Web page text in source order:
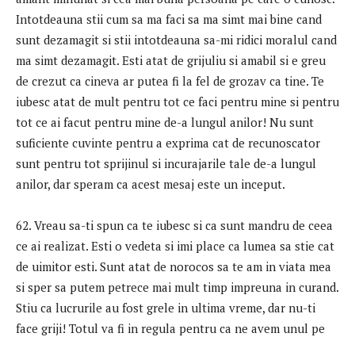
Intotdeauna stii cum sa ma faci sa ma simt mai bine cand
sunt dezamagit si stii intotdeauna sa-mi ridici moralul cand
ma simt dezamagit. Esti atat de grijuliu si amabil si e greu
de crezut ca cineva ar putea fi la fel de grozav ca tine. Te
iubesc atat de mult pentru tot ce faci pentru mine si pentru
tot ce ai facut pentru mine de-a lungul anilor! Nu sunt
suficiente cuvinte pentru a exprima cat de recunoscator
sunt pentru tot sprijinul si incurajarile tale de-a lungul
anilor, dar speram ca acest mesaj este un inceput.
62. Vreau sa-ti spun ca te iubesc si ca sunt mandru de ceea
ce ai realizat. Esti o vedeta si imi place ca lumea sa stie cat
de uimitor esti. Sunt atat de norocos sa te am in viata mea
si sper sa putem petrece mai mult timp impreuna in curand.
Stiu ca lucrurile au fost grele in ultima vreme, dar nu-ti
face griji! Totul va fi in regula pentru ca ne avem unul pe